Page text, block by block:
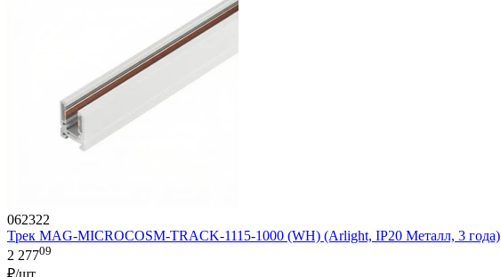
062322
Трек MAG-MICROCOSM-TRACK-1115-1000 (WH) (Arlight, IP20 Металл, 3 года)
2 27709
₽/шт